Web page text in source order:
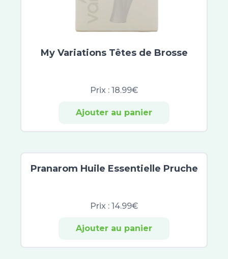
My Variations Têtes de Brosse
Prix : 18.99€
Ajouter au panier
Pranarom Huile Essentielle Pruche
Prix : 14.99€
Ajouter au panier